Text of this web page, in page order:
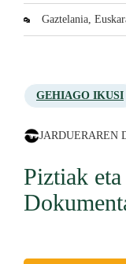
Gaztelania,
GEHIAGO IKUSI
JARDUERAREN
Piztiak